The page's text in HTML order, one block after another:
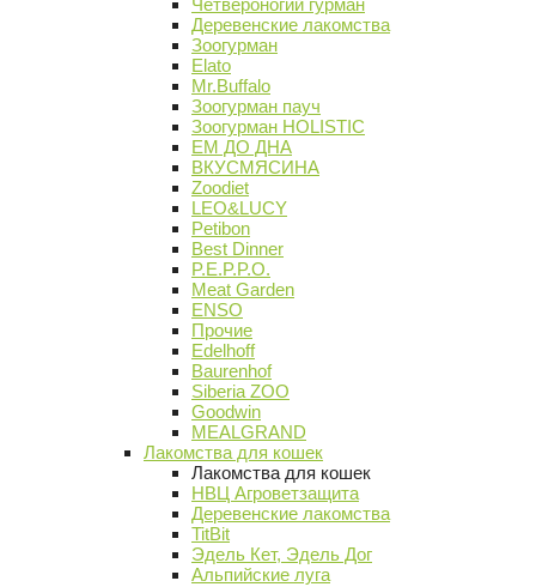
Четвероногий гурман
Деревенские лакомства
Зоогурман
Elato
Mr.Buffalo
Зоогурман пауч
Зоогурман HOLISTIC
ЕМ ДО ДНА
ВКУСМЯСИНА
Zoodiet
LEO&LUCY
Petibon
Best Dinner
P.E.P.P.O.
Meat Garden
ENSO
Прочие
Edelhoff
Baurenhof
Siberia ZOO
Goodwin
MEALGRAND
Лакомства для кошек
Лакомства для кошек
НВЦ Агроветзащита
Деревенские лакомства
TitBit
Эдель Кет, Эдель Дог
Альпийские луга